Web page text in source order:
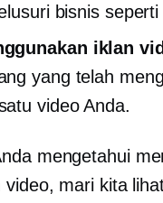
bisnis seperti
iklan
yang telah
video Anda.
mengetahui
video, mari kita